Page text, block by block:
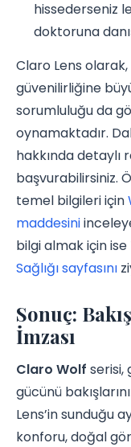
hissederseniz
doktoruna
Claro Lens
güvenilirliğine
sorumluluğu da
oynamaktadır.
hakkında
başvurabilirsiniz.
temel bilgileri için
maddesini
bilgi almak için ise
Sağlığı sayfasını
Sonuç:
İmzası
Claro Wolf serisi,
gücünü
Lens’in sunduğu
konforu, doğal